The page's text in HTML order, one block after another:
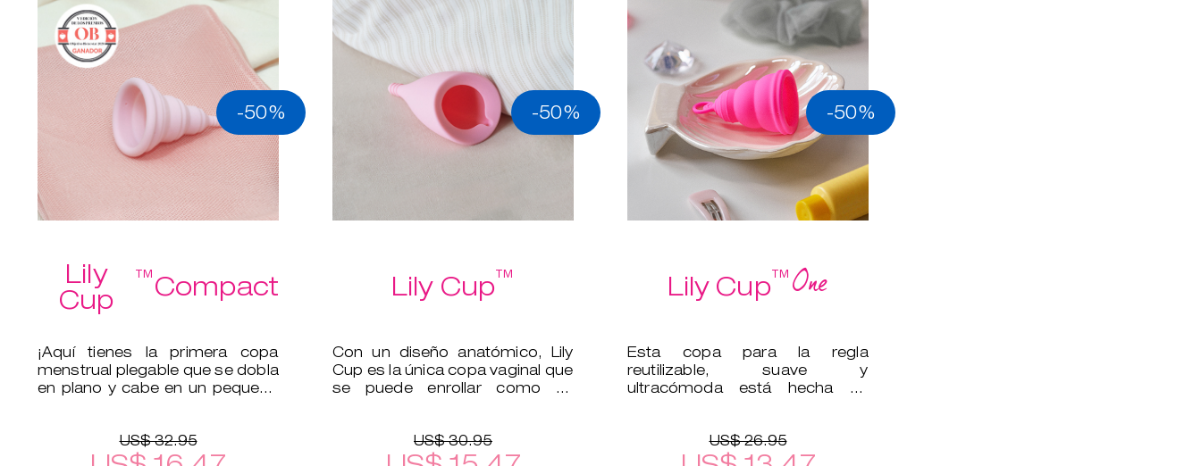
-50%
Lily
Cup
™Compact
¡Aquí tienes la primera copa
menstrual plegable que se dobla
en plano y cabe en un pequeño
US$ 32.95
-50%
Lily Cup™
Con un diseño anatómico, Lily
Cup es la única copa vaginal que
se puede enrollar como un
US$ 30.95
-50%
Lily Cup™One
Esta copa para la regla
reutilizable, suave y
ultracómoda está hecha de
US$ 26.95